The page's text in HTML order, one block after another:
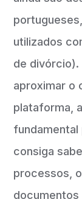
utilizados
de divórcio).
aproximar o
plataforma,
fundamental
consiga
processos,
documentos